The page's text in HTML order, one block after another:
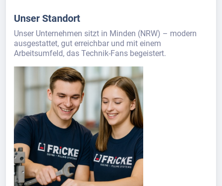
Unser Standort
Unser Unternehmen sitzt in Minden (NRW) – modern
ausgestattet, gut erreichbar und mit einem
Arbeitsumfeld, das Technik-Fans begeistert.